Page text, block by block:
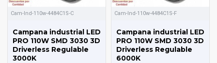
Cam-Ind-110w-4484C1S-C
Campana industrial LED
PRO 110W SMD 3030 3D
Driverless Regulable
3000K
Cam-Ind-110w-4484C1S-F
Campana industrial LED
PRO 110W SMD 3030 3D
Driverless Regulable
6000K